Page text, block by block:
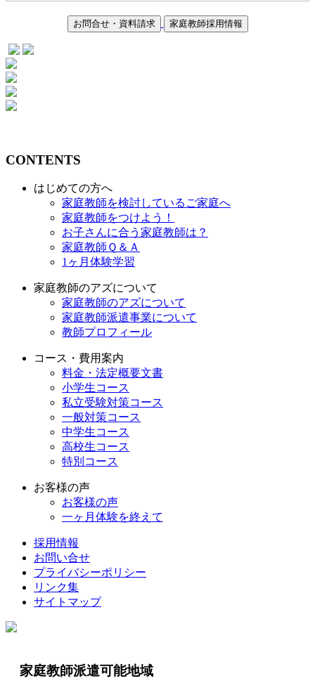
お問合せ・資料請求 家庭教師採用情報
CONTENTS
はじめての方へ
家庭教師を検討しているご家庭へ
家庭教師をつけよう！
お子さんに合う家庭教師は？
家庭教師Ｑ＆Ａ
1ヶ月体験学習
家庭教師のアズについて
家庭教師のアズについて
家庭教師派遣事業について
教師プロフィール
コース・費用案内
料金・法定概要文書
小学生コース
私立受験対策コース
一般対策コース
中学生コース
高校生コース
特別コース
お客様の声
お客様の声
一ヶ月体験を終えて
採用情報
お問い合せ
プライバシーポリシー
リンク集
サイトマップ
家庭教師派遣可能地域